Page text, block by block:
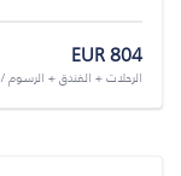
EUR 804
الرحلات + الفندق +